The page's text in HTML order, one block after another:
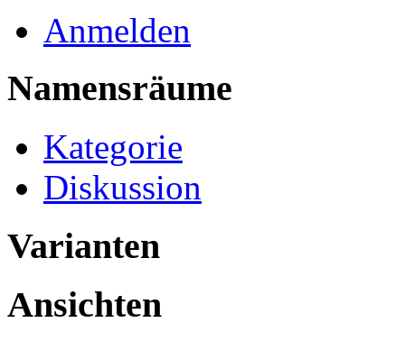
Anmelden
Namensräume
Kategorie
Diskussion
Varianten
Ansichten